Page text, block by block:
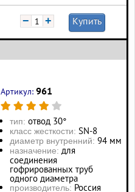
− + Купить
Артикул: 961
тип: отвод 30°
класс жесткости: SN-8
диаметр внутренний: 94 мм
назначение: для
соединения
гофрированных труб
одного диаметра
производитель: Россия